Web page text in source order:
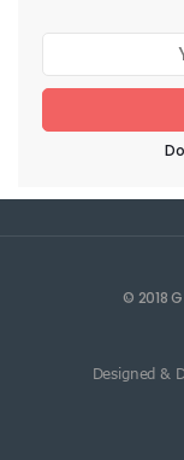
© 2018
Designed &